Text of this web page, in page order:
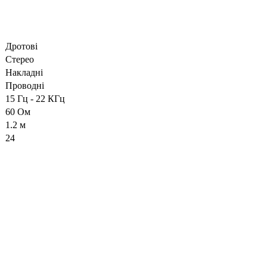
Дротові
Стерео
Накладні
Проводні
15 Гц - 22 КГц
60 Ом
1.2 м
24